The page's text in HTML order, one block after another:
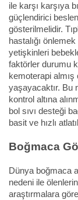
ile karşı karşıya
güçlendirici
gösterilmelidir.
hastalığı
yetişkinleri
faktörler durumu
kemoterapi
yaşayacaktır. Bu
kontrol altına
bol sıvı desteği
basit ve hızlı
Boğmaca
Dünya boğmaca
nedeni ile
araştırmalara